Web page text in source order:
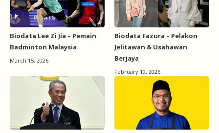
Biodata Lee Zi Jia – Pemain
Badminton Malaysia
March 15, 2026
Biodata Fazura – Pelakon
Jelitawan & Usahawan
Berjaya
February 19, 2026